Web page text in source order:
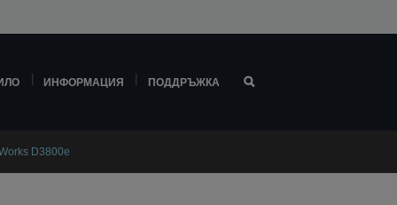
ИНФОРМАЦИЯ ПОДДРЪЖКА
D3800e